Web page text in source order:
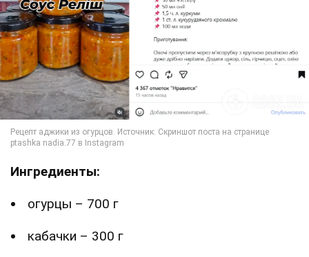
Ингредиенты:
огурцы – 700 г
кабачки – 300 г